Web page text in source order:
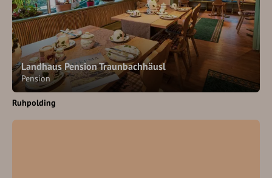
Landhaus Pension Traunbachhäusl
Pension
Ruhpolding